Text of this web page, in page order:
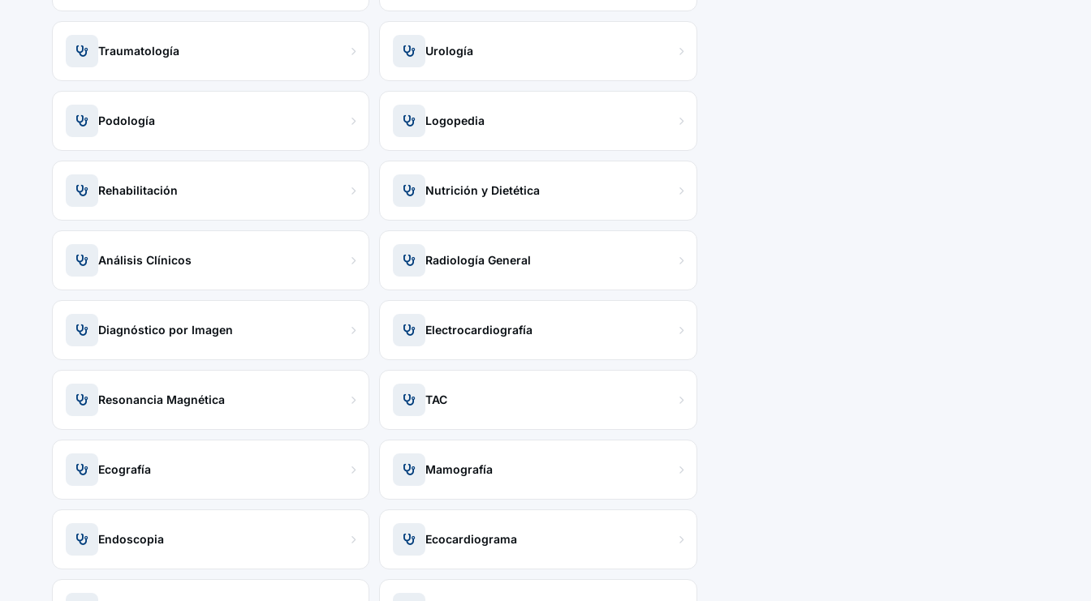
Traumatología Urología
Podología Logopedia
Rehabilitación Nutrición y Dietética
Análisis Clínicos Radiología General
Diagnóstico por Imagen Electrocardiografía
Resonancia Magnética TAC
Ecografía Mamografía
Endoscopia Ecocardiograma